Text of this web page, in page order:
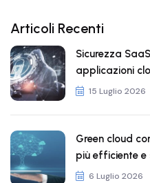
Articoli Recenti
Sicurezza
applicazioni
15 Luglio 2026
Green cloud
più efficiente e
6 Luglio 2026